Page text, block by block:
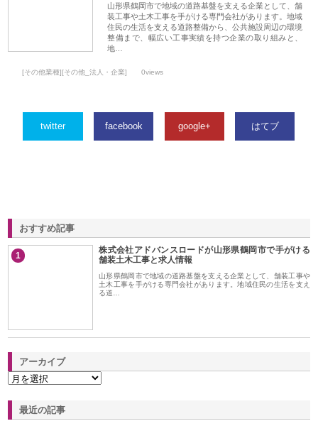
山形県鶴岡市で地域の道路基盤を支える企業として、舗
装工事や土木工事を手がける専門会社があります。地域
住民の生活を支える道路整備から、公共施設周辺の環境
整備まで、幅広い工事実績を持つ企業の取り組みと、
地…
[その他業種][その他_法人・企業] 0views
twitter facebook google+ はてブ
おすすめ記事
1
株式会社アドバンスロードが山形県鶴岡市で手がける
舗装土木工事と求人情報
山形県鶴岡市で地域の道路基盤を支える企業として、舗装工事や
土木工事を手がける専門会社があります。地域住民の生活を支え
る道…
アーカイブ
最近の記事